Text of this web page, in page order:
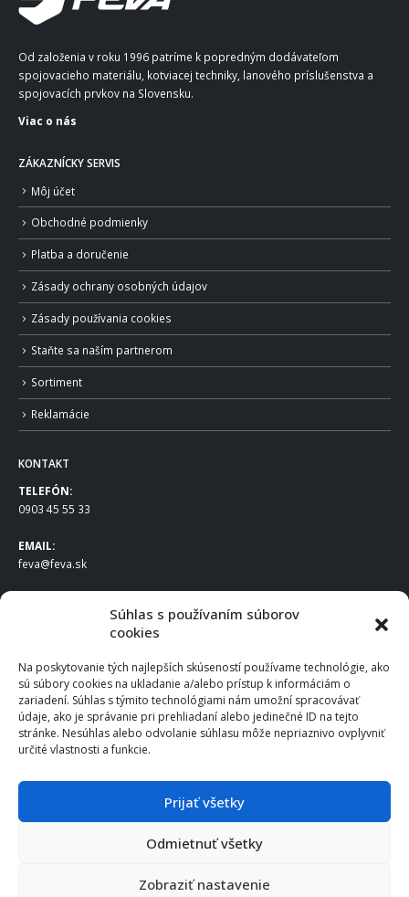
Súhlas s používaním súborov
cookies
Na poskytovanie tých najlepších skúseností používame technológie, ako
sú súbory cookies na ukladanie a/alebo prístup k informáciám o
zariadení. Súhlas s týmito technológiami nám umožní spracovávať
údaje, ako je správanie pri prehliadaní alebo jedinečné ID na tejto
stránke. Nesúhlas alebo odvolanie súhlasu môže nepriaznivo ovplyvniť
určité vlastnosti a funkcie.
Prijať všetky
Odmietnuť všetky
Zobraziť nastavenie
Od založenia v roku 1996 patríme k popredným dodávateľom
spojovacieho materiálu, kotviacej techniky, lanového príslušenstva a
spojovacích prvkov na Slovensku.
Viac o nás
ZÁKAZNÍCKY SERVIS
Môj účet
Obchodné podmienky
Platba a doručenie
Zásady ochrany osobných údajov
Zásady používania cookies
Staňte sa naším partnerom
Sortiment
Reklamácie
KONTAKT
TELEFÓN:
0903 45 55 33
EMAIL:
feva@feva.sk
FEVA Slovakia SK s.r.o.
831 04 Bratislava
IČO: 50922688
DIČ: 2120539388
IČ DPH: SK2120539388
Po – Pia: 8:00 – 16:30